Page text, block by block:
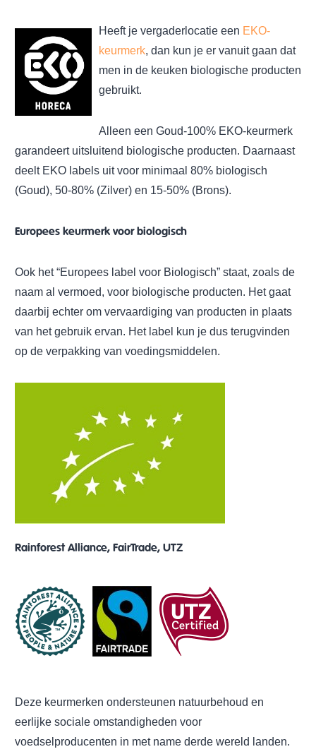
Heeft je vergaderlocatie een EKO-
keurmerk, dan kun je er vanuit gaan dat
men in de keuken biologische producten
gebruikt.
Alleen een Goud-100% EKO-keurmerk
garandeert uitsluitend biologische producten. Daarnaast
deelt EKO labels uit voor minimaal 80% biologisch
(Goud), 50-80% (Zilver) en 15-50% (Brons).
Europees keurmerk voor biologisch
Ook het “Europees label voor Biologisch” staat, zoals de
naam al vermoed, voor biologische producten. Het gaat
daarbij echter om vervaardiging van producten in plaats
van het gebruik ervan. Het label kun je dus terugvinden
op de verpakking van voedingsmiddelen.
Rainforest Alliance, FairTrade, UTZ
Deze keurmerken ondersteunen natuurbehoud en
eerlijke sociale omstandigheden voor
voedselproducenten in met name derde wereld landen.